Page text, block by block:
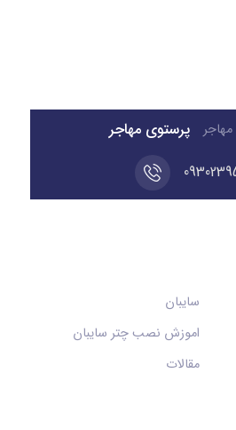
پرستوی مهاجر
سایبان
اموزش نصب چتر سایبان
مقالات